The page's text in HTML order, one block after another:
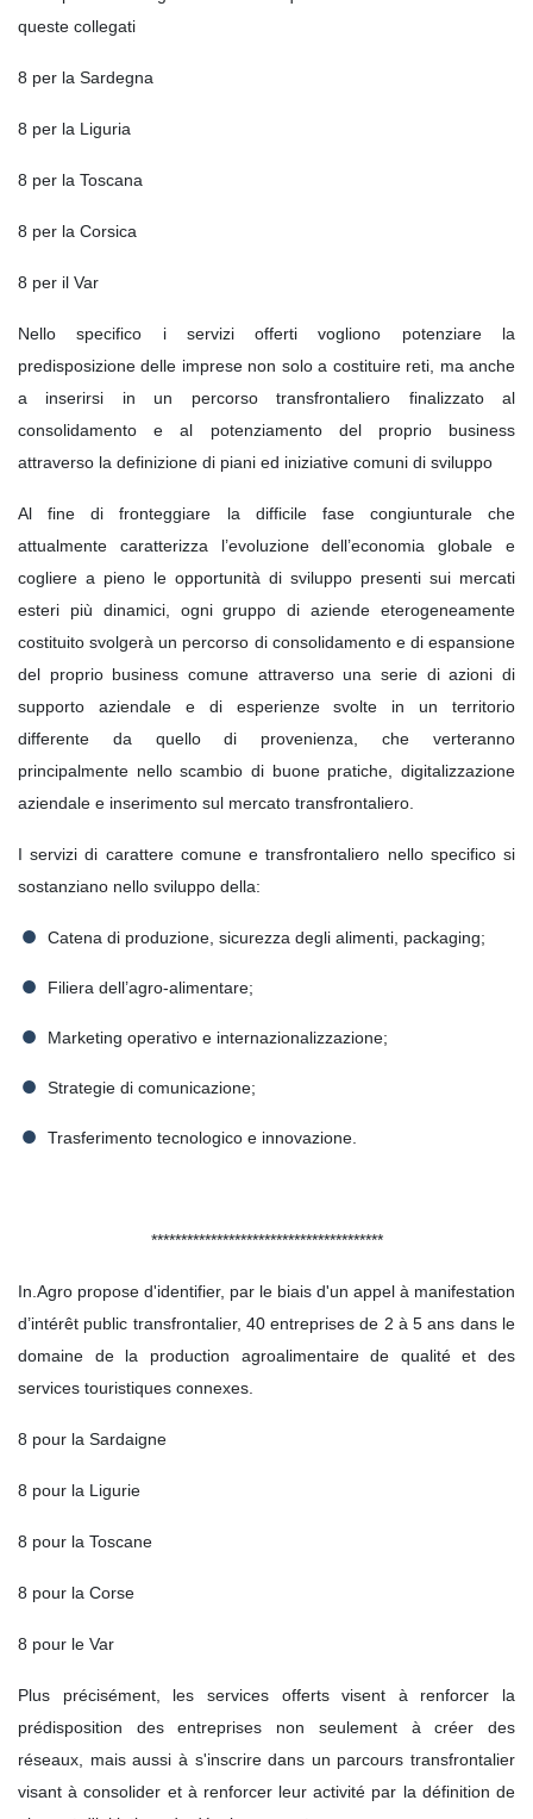
queste collegati
8 per la Sardegna
8 per la Liguria
8 per la Toscana
8 per la Corsica
8 per il Var
Nello specifico i servizi offerti vogliono potenziare la
predisposizione delle imprese non solo a costituire reti, ma anche
a inserirsi in un percorso transfrontaliero finalizzato al
consolidamento e al potenziamento del proprio business
attraverso la definizione di piani ed iniziative comuni di sviluppo
Al fine di fronteggiare la difficile fase congiunturale che
attualmente caratterizza l’evoluzione dell’economia globale e
cogliere a pieno le opportunità di sviluppo presenti sui mercati
esteri più dinamici, ogni gruppo di aziende eterogeneamente
costituito svolgerà un percorso di consolidamento e di espansione
del proprio business comune attraverso una serie di azioni di
supporto aziendale e di esperienze svolte in un territorio
differente da quello di provenienza, che verteranno
principalmente nello scambio di buone pratiche, digitalizzazione
aziendale e inserimento sul mercato transfrontaliero.
I servizi di carattere comune e transfrontaliero nello specifico si
sostanziano nello sviluppo della:
Catena di produzione, sicurezza degli alimenti, packaging;
Filiera dell’agro-alimentare;
Marketing operativo e internazionalizzazione;
Strategie di comunicazione;
Trasferimento tecnologico e innovazione.
***************************************
In.Agro propose d'identifier, par le biais d'un appel à manifestation
d’intérêt public transfrontalier, 40 entreprises de 2 à 5 ans dans le
domaine de la production agroalimentaire de qualité et des
services touristiques connexes.
8 pour la Sardaigne
8 pour la Ligurie
8 pour la Toscane
8 pour la Corse
8 pour le Var
Plus précisément, les services offerts visent à renforcer la
prédisposition des entreprises non seulement à créer des
réseaux, mais aussi à s'inscrire dans un parcours transfrontalier
visant à consolider et à renforcer leur activité par la définition de